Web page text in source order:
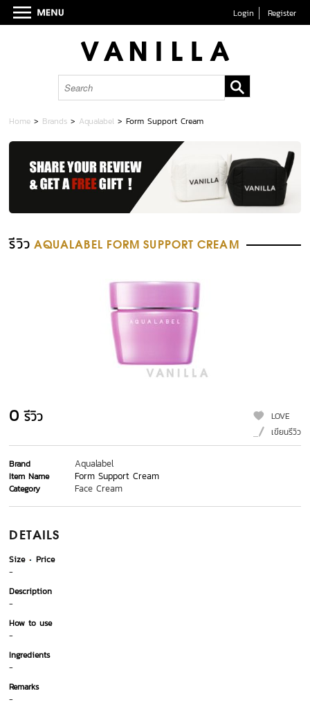
Login Register
Home > Brands > Aqualabel >Form Support Cream
รีวิว AQUALABEL FORM SUPPORT CREAM
0 รีวิว
LOVE
เขียนรีวิว
Brand Aqualabel
Item Name Form Support Cream
Category Face Cream
DETAILS
Size
Price
-
Description
-
How to use
-
Ingredients
-
Remarks
-